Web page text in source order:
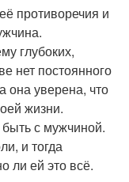
противоречия и
глубоких,
нет постоянного
она уверена, что
жизни.
с мужчиной.
и тогда
ли ей это всё.